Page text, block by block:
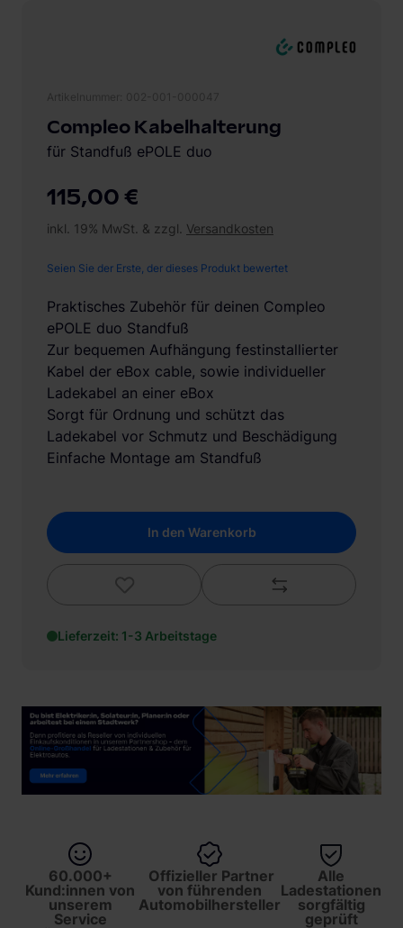
115,00 €
inkl. 19% MwSt. & zzgl. Versandkosten
Seien Sie der Erste, der dieses Produkt bewertet
Praktisches Zubehör für deinen Compleo
ePOLE duo Standfuß
Zur bequemen Aufhängung festinstallierter
Kabel der eBox cable, sowie individueller
Ladekabel an einer eBox
Sorgt für Ordnung und schützt das
Ladekabel vor Schmutz und Beschädigung
Einfache Montage am Standfuß
In den Warenkorb
Lieferzeit: 1-3 Arbeitstage
Compleo Kabelhalterung
für Standfuß ePOLE duo
60.000+
Kund:innen von
unserem
Service
Offizieller Partner
von führenden
Automobilhersteller
Alle
Ladestationen
sorgfältig
geprüft